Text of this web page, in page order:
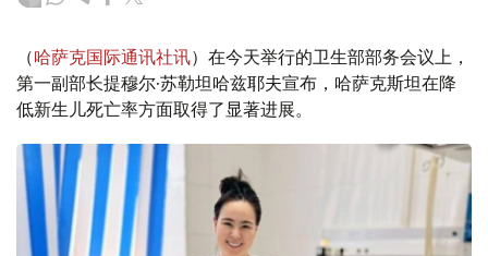
（哈萨克国际通讯社讯）在今天举行的卫生部部务会议上，
第一副部长提穆尔·苏勒坦哈兹耶夫宣布，哈萨克斯坦在降
低新生儿死亡率方面取得了显著进展。